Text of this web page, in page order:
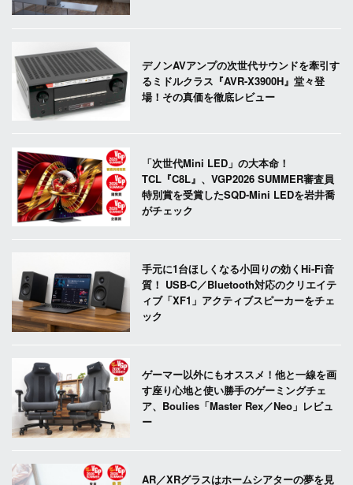
デノンAVアンプの次世代サウンドを牽引す
るミドルクラス『AVR-X3900H』堂々登
場！その真価を徹底レビュー
「次世代Mini LED」の大本命！
TCL『C8L』、VGP2026 SUMMER審査員
特別賞を受賞したSQD-Mini LEDを岩井喬
がチェック
手元に1台ほしくなる小回りの効くHi-Fi音
質！ USB-C／Bluetooth対応のクリエイテ
ィブ「XF1」アクティブスピーカーをチェ
ック
ゲーマー以外にもオススメ！他と一線を画
す座り心地と使い勝手のゲーミングチェ
ア、Boulies「Master Rex／Neo」レビュ
ー
AR／XRグラスはホームシアターの夢を見